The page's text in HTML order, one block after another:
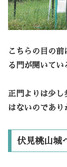
こちらの目の
る門が開いてい
正門よりは少し
はないのであり
伏見桃山城